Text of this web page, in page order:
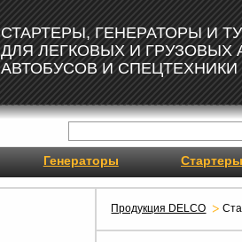
СТАРТЕРЫ, ГЕНЕРАТОРЫ И
ДЛЯ ЛЕГКОВЫХ И ГРУЗОВЫХ
АВТОБУСОВ И СПЕЦТЕХНИКИ
Генераторы Стартеры
Продукция DELCO